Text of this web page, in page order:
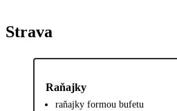
Strava
Raňajky
raňajky formou bufetu